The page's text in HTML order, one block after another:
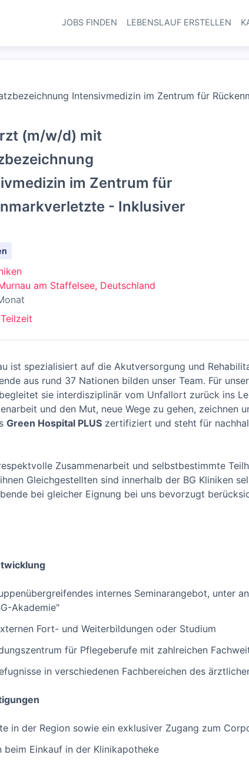
JOBS FINDEN LEBENSLAUF ERSTELLEN
Intensivmedizin im Zentrum für
(m/w/d) mit
im Zentrum für
- Inklusiver
am Staffelsee, Deutschland
:
Teilzeit
ist spezialisiert auf die Akutversorgung und
aus rund 37 Nationen bilden unser Team. Für
sie interdisziplinär vom Unfallort zurück ins
und den Mut, neue Wege zu gehen, zeichnen
Green Hospital PLUS zertifiziert und steht für
Zusammenarbeit und selbstbestimmte
Gleichgestellten sind innerhalb der BG Kliniken
bei gleicher Eignung bei uns bevorzugt
internes Seminarangebot, unter
Akademie"
Fort- und Weiterbildungen oder Studium
für Pflegeberufe mit zahlreichen
in verschiedenen Fachbereichen des
in der Region sowie ein exklusiver Zugang zum
beim Einkauf in der Klinikapotheke